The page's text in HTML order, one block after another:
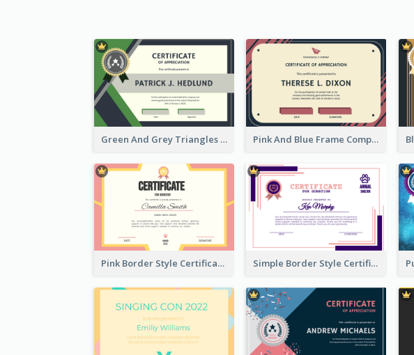
Green And Grey Triangles With Badge Certificate Pink And Blue Frame Company Certificate
Pink Border Style Certificate Design Template Simple Border Style Certificate Design Template